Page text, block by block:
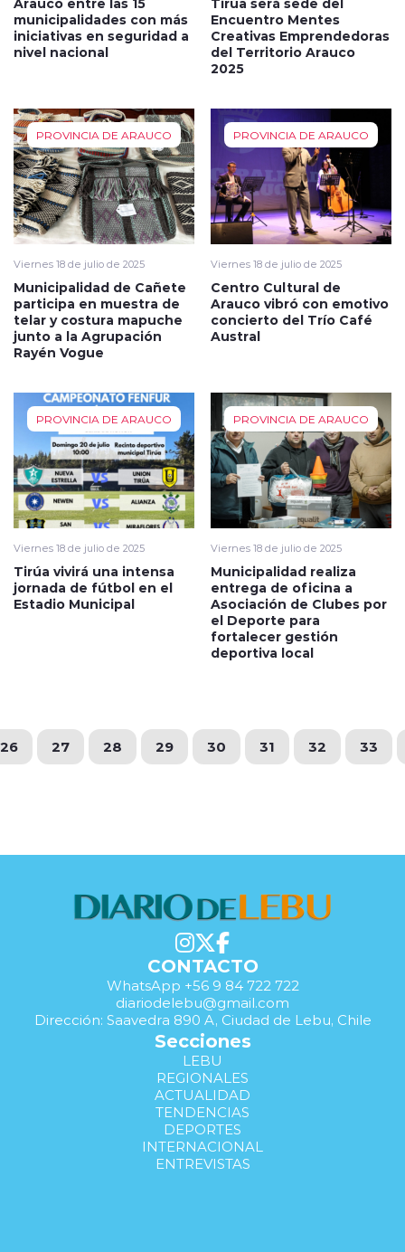
municipalidades con más
iniciativas en seguridad a
nivel nacional
Encuentro Mentes
Creativas Emprendedoras
del Territorio Arauco
2025
PROVINCIA DE ARAUCO
Viernes 18 de julio de 2025
Municipalidad de Cañete
participa en muestra de
telar y costura mapuche
junto a la Agrupación
Rayén Vogue
PROVINCIA DE ARAUCO
Viernes 18 de julio de 2025
Centro Cultural de
Arauco vibró con emotivo
concierto del Trío Café
Austral
PROVINCIA DE ARAUCO
Viernes 18 de julio de 2025
Tirúa vivirá una intensa
jornada de fútbol en el
Estadio Municipal
PROVINCIA DE ARAUCO
Viernes 18 de julio de 2025
Municipalidad realiza
entrega de oficina a
Asociación de Clubes por
el Deporte para
fortalecer gestión
deportiva local
26 27 28 29 30 31 32 33
CONTACTO
WhatsApp +56 9 84 722 722
diariodelebu@gmail.com
Dirección: Saavedra 890 A, Ciudad de Lebu, Chile
Secciones
LEBU
REGIONALES
ACTUALIDAD
TENDENCIAS
DEPORTES
INTERNACIONAL
ENTREVISTAS